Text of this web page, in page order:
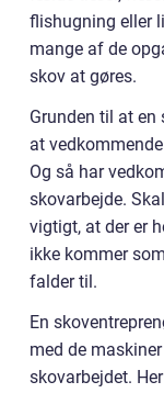
flishugning eller
mange af de
skov at gøres.
Grunden til at en
at
Og så har
skovarbejde.
vigtigt, at der er
ikke kommer
falder til.
En
med de
skovarbejdet.